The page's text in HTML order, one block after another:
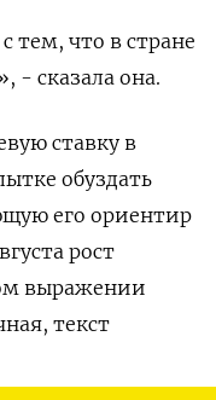
тем, что в стране
- сказала она.
ставку в
обуздать
его ориентир
рост
выражении
текст